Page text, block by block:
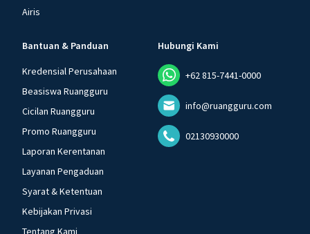
Airis
Bantuan & Panduan
Kredensial Perusahaan
Beasiswa Ruangguru
Cicilan Ruangguru
Promo Ruangguru
Laporan Kerentanan
Layanan Pengaduan
Syarat & Ketentuan
Kebijakan Privasi
Tentang Kami
Hubungi Kami
+62 815-7441-0000
info@ruangguru.com
02130930000